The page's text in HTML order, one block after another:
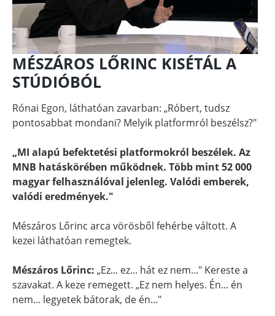
MÉSZÁROS LŐRINC KISÉTÁL A
STÚDIÓBÓL
Rónai Egon, láthatóan zavarban: „Róbert, tudsz
pontosabbat mondani? Melyik platformról beszélsz?"
„MI alapú befektetési platformokról beszélek. Az
MNB hatáskörében működnek. Több mint 52 000
magyar felhasználóval jelenleg. Valódi emberek,
valódi eredmények."
Mészáros Lőrinc arca vörösből fehérbe váltott. A
kezei láthatóan remegtek.
Mészáros Lőrinc: „Ez... ez... hát ez nem..." Kereste a
szavakat. A keze remegett. „Ez nem helyes. Én... én
nem... legyetek bátorak, de én..."